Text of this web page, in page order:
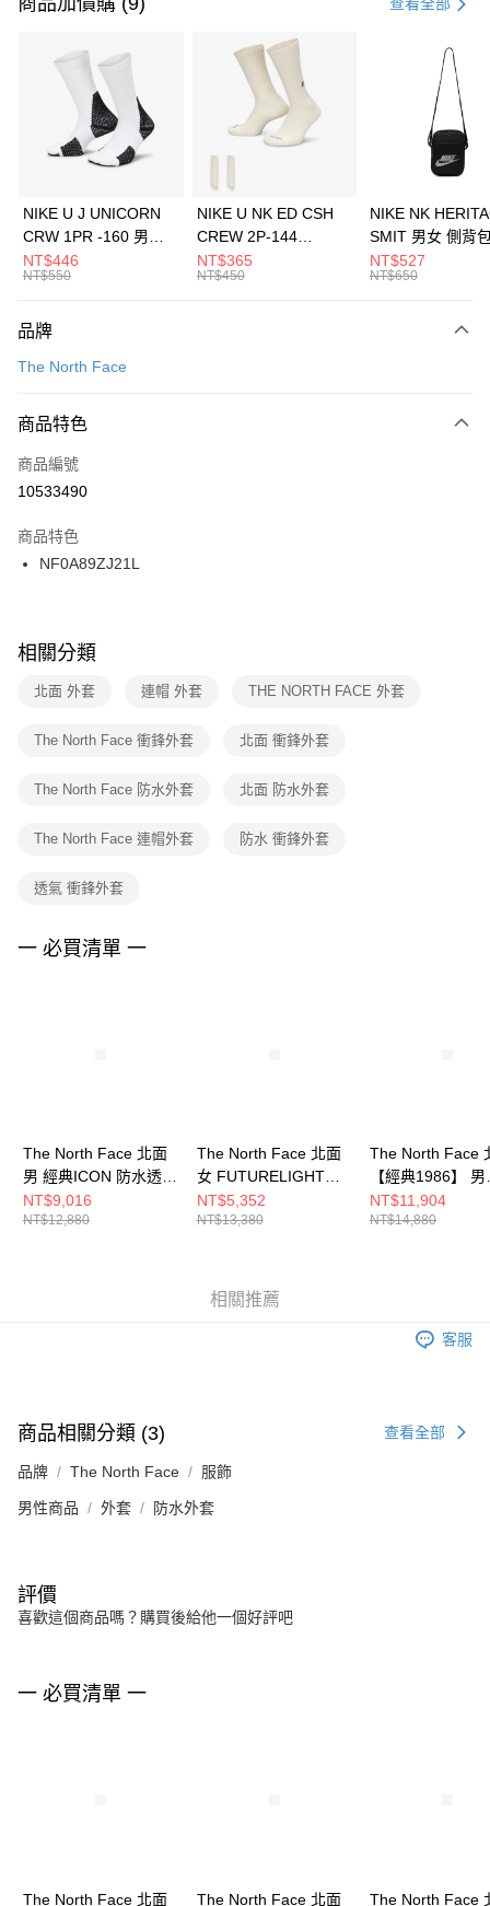
3 期 0 利率 每期 21家銀行
合作金庫商業銀行
第一商業銀行
華南商業銀行
彰化商業銀行
上海商業儲蓄銀行
元大商業銀行
台灣樂天信用卡公司
Apple Pay
全盈+PAY
AFTEE先享後付
【關於「AFTEE先享後付」】
便利好安心！
３．安心：先確認商品／服務後，再付款。
【「AFTEE先享後付」結帳流程】
１．於結帳方式選擇「AFTEE先享後付」後，將跳轉至「AFTEE先享後付」
２．訂單成立數日內，您將收到繳費通知簡訊。
３．收到繳費通知簡訊後14天內，點擊此簡訊中的連結，可透過四大超商／
ATM／網路銀行／等多元方式進行付款，方視為交易完成。
※ 交易是否成功請以「AFTEE先享後付 」之結帳頁面顯示為準，若有關於
是否繳費成功／繳費後需取消欲退款等相關疑問，請聯繫「AFTEE先享後付
客戶支援中心」
https://netprotections.freshdesk.com/support/home
１．透過由恩沛科技股份有限公司提供之「AFTEE先享後付」服務完成之交
權轉讓予恩沛科技股份有限公司。
３．未成年的使用者請事先徵得法定代理人或監護人之同意方可使用
任。
請求用戶進行身份認證。
５．嚴禁一人註冊多個帳號或使用他人資訊註冊。若發現惡意使用之情形，
運送方式
每筆NT$100，滿NT$1,500(含以上)免運費
宅配
每筆NT$100，滿NT$1,500(含以上)免運費
付款後門市自取
每筆NT$100，滿NT$1,500(含以上)免運費
NIKE U J UNICORN
CRW 1PR -160 男女
中統襪 FZ3393100
NT$446
NT$550
NIKE U NK ED CSH
CREW 2P-144
EMBRDY 男女 短統襪
FZ3073133
NT$365
NT$450
NIKE NK
SMIT 男女 側背
BA5871010
NT$527
NT$650
品牌
The North Face
商品特色
商品編號
10533490
商品特色
NF0A89ZJ21L
相關分類
北面 外套 連帽 外套 THE NORTH FACE 外套
The North Face 衝鋒外套 北面 衝鋒外套
The North Face 防水外套 北面 防水外套
The North Face 連帽外套 防水 衝鋒外套
透氣 衝鋒外套
一 必買清單 一
The North Face 北面
男 經典ICON 防水透氣
舒適連帽衝鋒外套
NF0A8AKJROU
NT$9,016
NT$12,880
The North Face 北面
女 FUTURELIGHT防
水透氣連帽衝鋒衣
NF0A89X4A0M
NT$5,352
NT$13,380
The North Face
【經典1986】 男
FUTURELIGHT
氣連帽衝鋒衣
NT$11,904
NT$14,880
相關推薦
客服
商品相關分類 (3) 查看全部
品牌 The North Face 服飾
男性商品 外套 防水外套
評價
喜歡這個商品嗎？購買後給他一個好評吧
一 必買清單 一
The North Face 北面 The North Face 北面 The North Face